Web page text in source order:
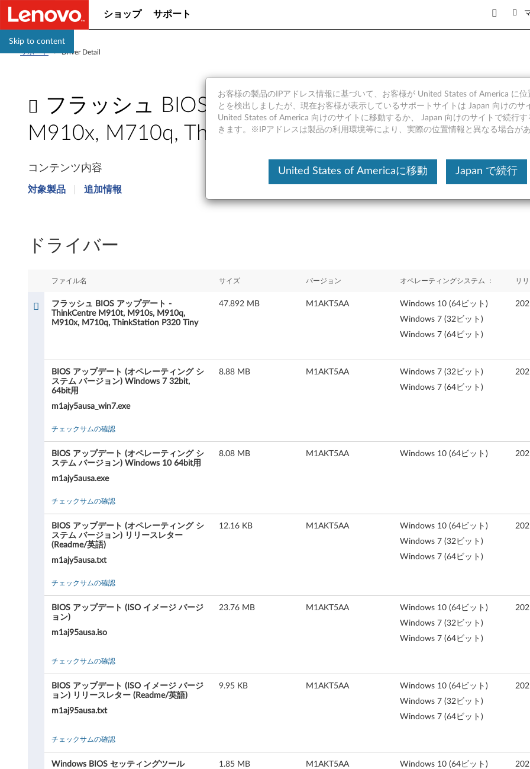
Skip to content
ショップ サポート
サポート >Driver Detail
フラッシュ BIOS アップデート - ThinkCentre
M910x, M710q, ThinkStation P320 Tiny
ラ
ュ
ア
コンテンツ内容
対象製品 追加情報
ドライバー
ファイル名 サイズ バージョン オペレーティングシステム ： リ
フラッシュ BIOS アップデート -
ThinkCentre M910t, M910s, M910q,
M910x, M710q, ThinkStation P320 Tiny
47.892 MB M1AKT5AA
Windows 10 (64ビット)
Windows 7 (32ビット)
Windows 7 (64ビット)
BIOS アップデート (オペレーティング シ
ステム バージョン) Windows 7 32bit,
64bit用
m1ajy5ausa_win7.exe
8.88 MB M1AKT5AA
Windows 7 (32ビット)
Windows 7 (64ビット)
チェックサムの確認
BIOS アップデート (オペレーティング シ
ステム バージョン) Windows 10 64bit用
m1ajy5ausa.exe
8.08 MB M1AKT5AA Windows 10 (64ビット)
チェックサムの確認
BIOS アップデート (オペレーティング シ
ステム バージョン) リリースレター
(Readme/英語)
m1ajy5ausa.txt
12.16 KB M1AKT5AA
Windows 10 (64ビット)
Windows 7 (32ビット)
Windows 7 (64ビット)
チェックサムの確認
BIOS アップデート (ISO イメージ バージ
ョン)
m1aj95ausa.iso
23.76 MB M1AKT5AA
Windows 10 (64ビット)
Windows 7 (32ビット)
Windows 7 (64ビット)
チェックサムの確認
BIOS アップデート (ISO イメージ バージ
ョン) リリースレター (Readme/英語)
m1aj95ausa.txt
9.95 KB M1AKT5AA
Windows 10 (64ビット)
Windows 7 (32ビット)
Windows 7 (64ビット)
チェックサムの確認
Windows BIOS セッティングツール
1.85 MB M1AKT5AA
Windows 10 (64ビット)
お客様の製品のIPアドレス情報に基づいて、お客様が United States of America に位
とを検出しましたが、現在お客様が表示しているサポートサイトは Japan 向けのサ
United States of America 向けのサイトに移動するか、 Japan 向けのサイトで続行
きます。※IPアドレスは製品の利用環境等により、実際の位置情報と異なる場合があ
United States of Americaに移動 Japan で続行